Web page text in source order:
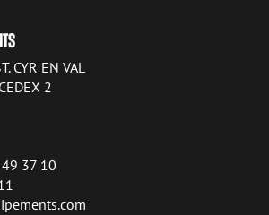
CYR EN VAL
2
37 10